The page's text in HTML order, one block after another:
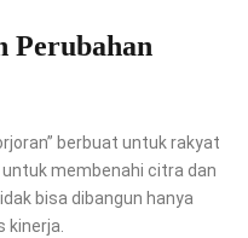
Perubahan
berbuat untuk rakyat
membenahi citra dan
bisa dibangun hanya